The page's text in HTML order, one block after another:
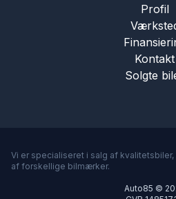
Profil
Kontakt
Solgte
Vi er specialiseret i salg af
af forskellige bilmærker.
Auto85 ©